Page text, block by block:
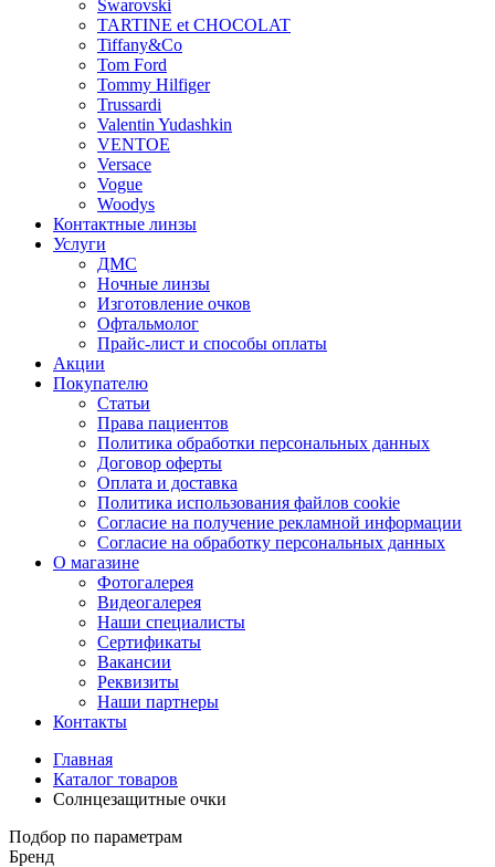
Swarovski
TARTINE et CHOCOLAT
Tiffany&Co
Tom Ford
Tommy Hilfiger
Trussardi
Valentin Yudashkin
VENTOE
Versace
Vogue
Woodys
Контактные линзы
Услуги
ДМС
Ночные линзы
Изготовление очков
Офтальмолог
Прайс-лист и способы оплаты
Акции
Покупателю
Статьи
Права пациентов
Политика обработки персональных данных
Договор оферты
Оплата и доставка
Политика использования файлов cookie
Согласие на получение рекламной информации
Согласие на обработку персональных данных
О магазине
Фотогалерея
Видеогалерея
Наши специалисты
Сертификаты
Вакансии
Реквизиты
Наши партнеры
Контакты
Главная
Каталог товаров
Солнцезащитные очки
Подбор по параметрам
Бренд